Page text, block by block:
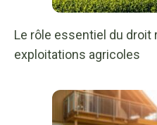
Le rôle essentiel du droit
exploitations agricoles